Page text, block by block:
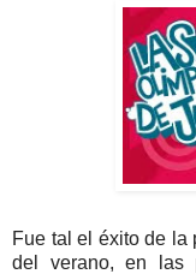
Fue tal el éxito de la
del verano, en las